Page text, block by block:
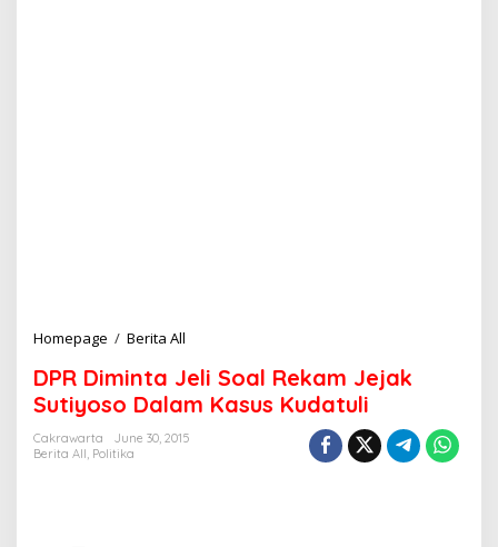
Homepage / Berita All
R
D
i
m
DPR Diminta Jeli Soal Rekam Jejak
Sutiyoso Dalam Kasus Kudatuli
Cakrawarta
June 30, 2015
Berita All, Politika